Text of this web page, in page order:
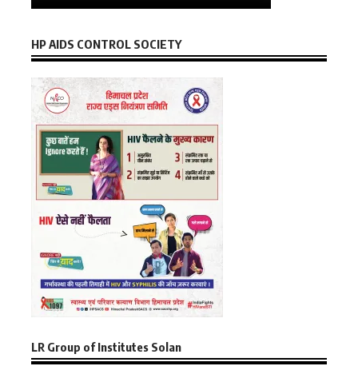
HP AIDS CONTROL SOCIETY
LR Group of Institutes Solan